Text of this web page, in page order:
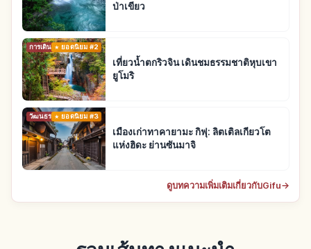
ป่าเขียว
การเดินทางยอดนิยม #2
เที่ยวน้ำตกริวจิน เดินชมธรรมชาติหุบเขา
ยูโมริ
วัฒนธรรมดั้งเดิมยอดนิยม #3
เมืองเก่าทาคายามะ กิฟุ: ลิตเติลเกียวโต
แห่งฮิดะ ย่านซันมาจิ
ดูบทความเพิ่มเติมเกี่ยวกับGifu→